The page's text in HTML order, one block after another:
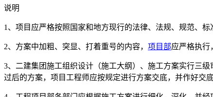
说明
1、项目应严格按照国家和地方现行的法律、法规、规范、
2、方案中加粗、突显、打着重号的内容， 项目部应严格执行
3、二建集团施工组织设计（施工大纲）、施工方案实行三
过后的方案，项目工程师应按规定进行方案交底，并作好交